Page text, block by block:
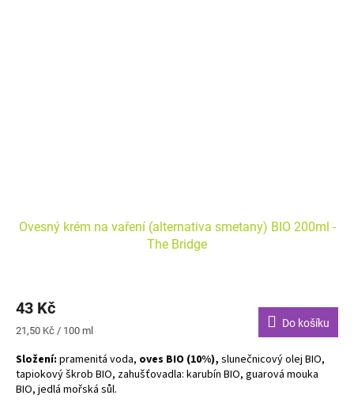
Ovesný krém na vaření (alternativa smetany) BIO 200ml -
The Bridge
43 Kč
Měrná
21,50 Kč / 100 ml
Do košíku
Složení: pramenitá voda, oves BIO (10%), slunečnicový olej BIO,
tapiokový škrob BIO, zahušťovadla: karubín BIO, guarová mouka
BIO, jedlá mořská sůl.